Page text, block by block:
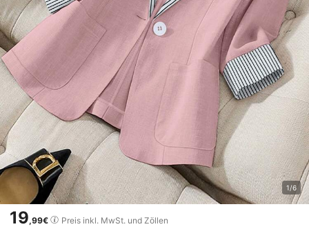
1/6
19,99€ Preis inkl. MwSt. und Zöllen